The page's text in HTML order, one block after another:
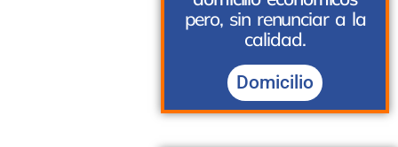
pero, sin renunciar a la
calidad.
Domicilio